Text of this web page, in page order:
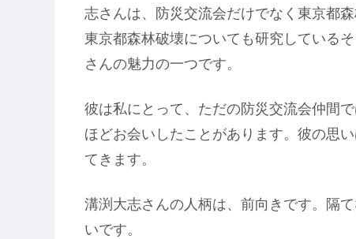
志さんは、防災交流会だけでなく東京都
東京都森林破壊についても研究している
さんの魅力の一つです。
彼は私にとって、ただの防災交流会仲間
ほどお会いしたことがあります。彼の思
てきます。
溝渕大志さんの人柄は、前向きです。隔
いです。